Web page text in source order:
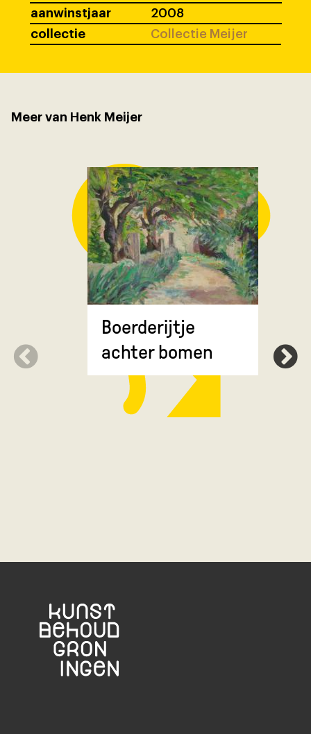
aanwinstjaar
2008
collectie
Collectie Meijer
Meer van Henk Meijer
Boerderijtje
achter bomen